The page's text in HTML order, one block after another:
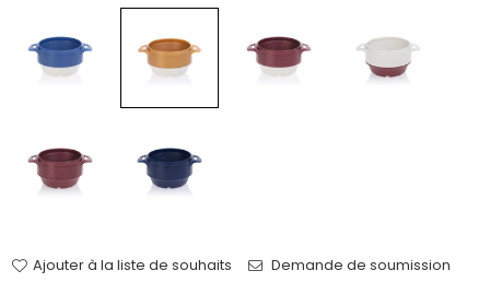
Ajouter à la liste de souhaits
Demande de soumission